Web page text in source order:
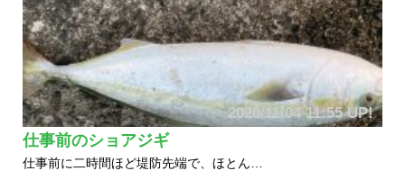
2020/11/04 11:55 UP!
仕事前のショアジギ
仕事前に二時間ほど堤防先端で、ほとん…